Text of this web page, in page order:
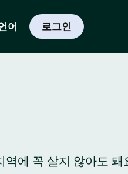
어 로그인
에 꼭 살지 않아도 돼